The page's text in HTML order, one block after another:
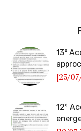
13°
[25/
12°